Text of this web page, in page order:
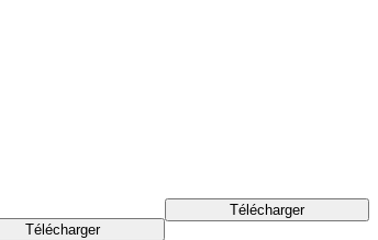
Télécharger
Télécharger